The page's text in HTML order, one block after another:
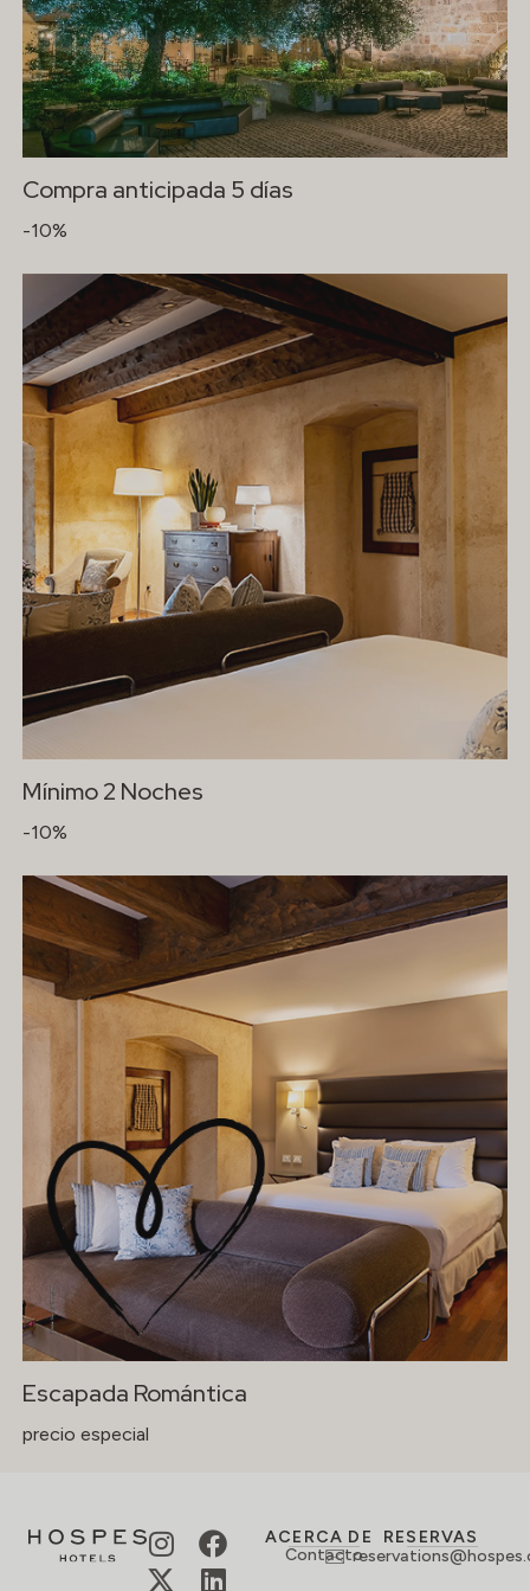
Compra anticipada 5 días
-10%
Mínimo 2 Noches
-10%
Escapada Romántica
precio especial
ACERCA DE
Contacto
RESERVAS